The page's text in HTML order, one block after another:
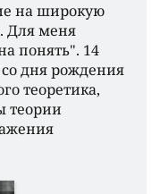
на широкую
Для меня
понять". 14
со дня рождения
теоретика,
теории